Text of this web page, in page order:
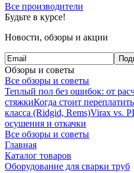
Все производители
Будьте в курсе!
Новости, обзоры и акции
Обзоры и советы
Все обзоры и советы
Теплый пол без ошибок: от
стяжкиКогда стоит
класса (Ridgid, Rems)Virax vs.
осушения и откачки
Все обзоры и советы
Главная
Каталог товаров
Оборудование для сварки труб